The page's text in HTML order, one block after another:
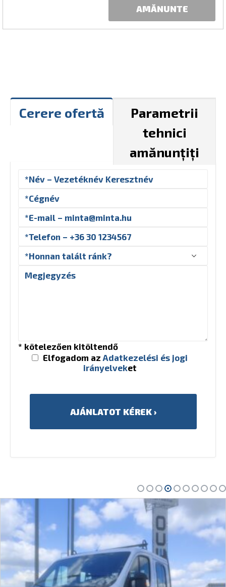
AMĂNUNTE
Cerere ofertă
Parametrii
tehnici
amănunțiți
* kötelezően kitöltendő
Elfogadom az Adatkezelési és jogi
irányelveket